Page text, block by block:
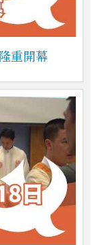
重開幕